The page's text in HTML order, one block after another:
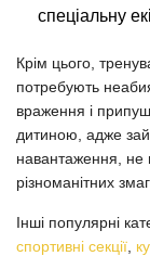
спеціальну
Крім цього,
потребують
враження і
дитиною, адже
навантаження, не
різноманітних
Інші популярні
спортивні секції